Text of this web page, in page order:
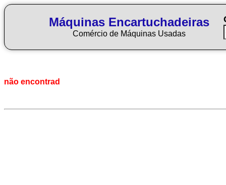
Máquinas Encartuchadeiras
Comércio de Máquinas Usadas
não encontrad